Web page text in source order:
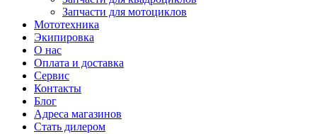
Запчасти для мотоциклов
Мототехника
Экипировка
О нас
Оплата и доставка
Сервис
Контакты
Блог
Адреса магазинов
Стать дилером